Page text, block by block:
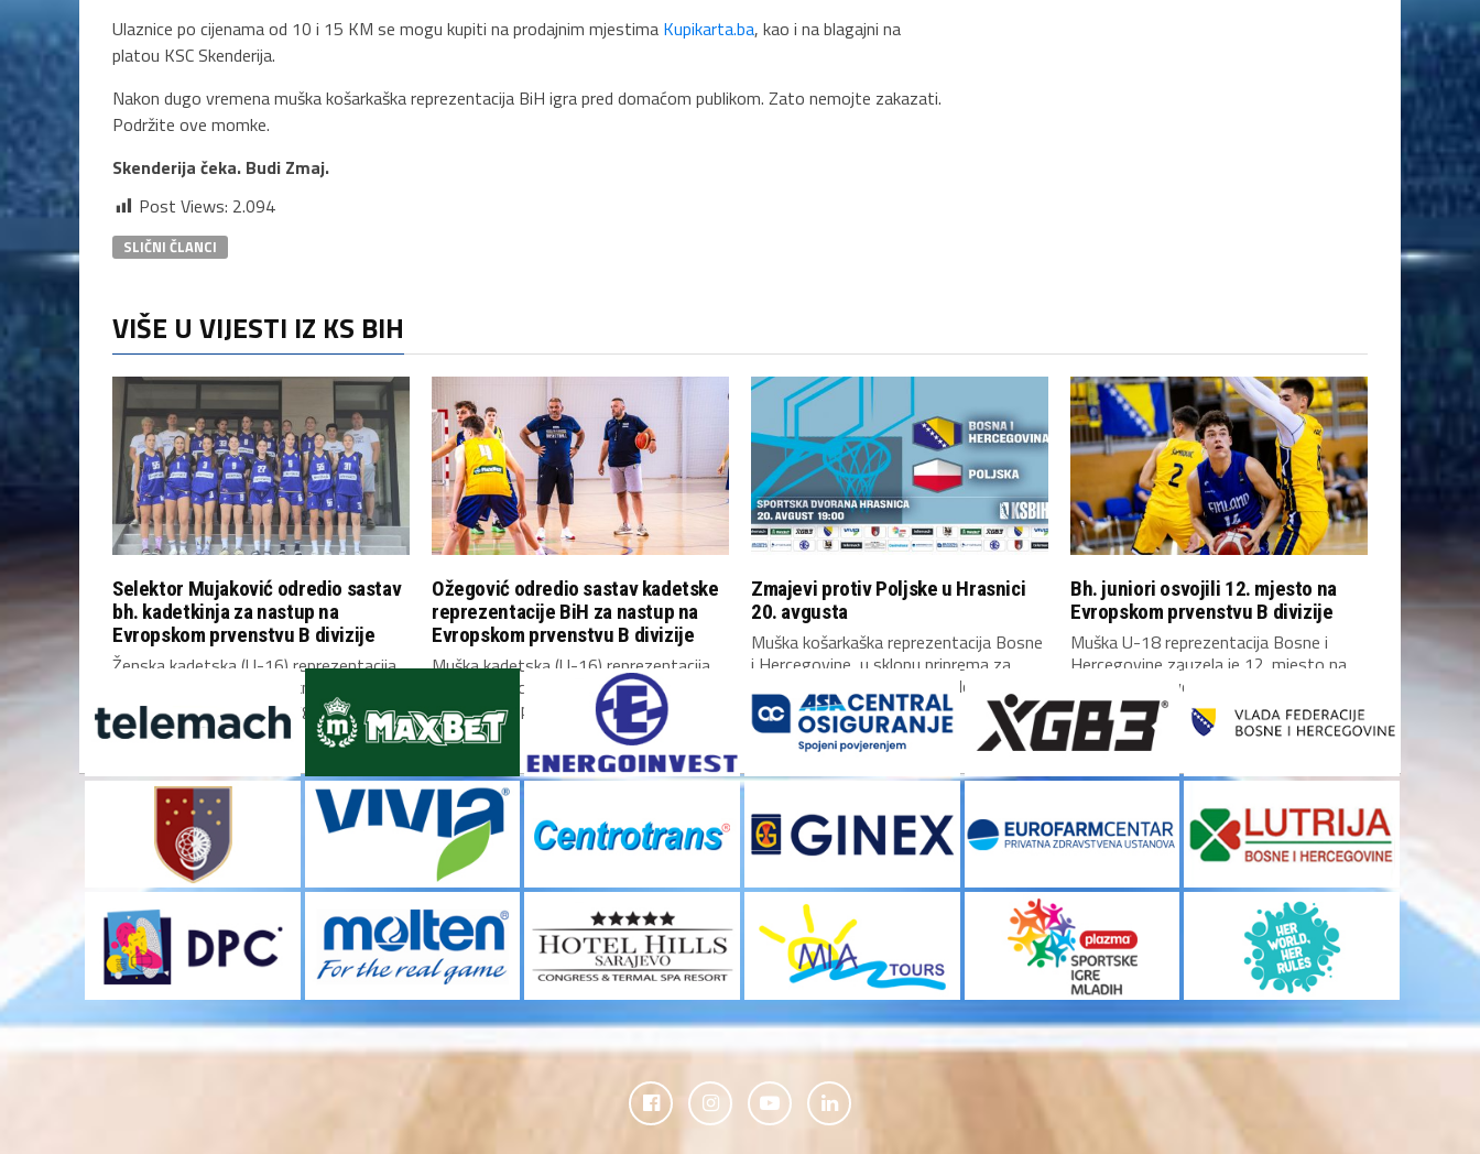
Ulaznice po cijenama od 10 i 15 KM se mogu kupiti na prodajnim mjestima Kupikarta.ba, kao i na blagajni na
platou KSC Skenderija.
Nakon dugo vremena muška košarkaška reprezentacija BiH igra pred domaćom publikom. Zato nemojte zakazati.
Podržite ove momke.
Skenderija čeka. Budi Zmaj.
Post Views: 2.094
SLIČNI ČLANCI
VIŠE U VIJESTI IZ KS BIH
Selektor Mujaković odredio sastav
bh. kadetkinja za nastup na
Evropskom prvenstvu B divizije
Ženska kadetska (U-16) reprezentacija
Bosne i Hercegovine utakmicom protiv
Kipra u ponedjeljak (10. avgust)...
Ožegović odredio sastav kadetske
reprezentacije BiH za nastup na
Evropskom prvenstvu B divizije
Muška kadetska (U-16) reprezentacija
Bosne i Hercegovine otputovala je
danas u Skoplje, gdje će...
Zmajevi protiv Poljske u Hrasnici
20. avgusta
Muška košarkaška reprezentacija Bosne
i Hercegovine, u sklopu priprema za
mečeve kvalifikacija za Mundobasket,...
Bh. juniori osvojili 12. mjesto na
Evropskom prvenstvu B divizije
Muška U-18 reprezentacija Bosne i
Hercegovine zauzela je 12. mjesto na
Evropskom prvenstvu B...